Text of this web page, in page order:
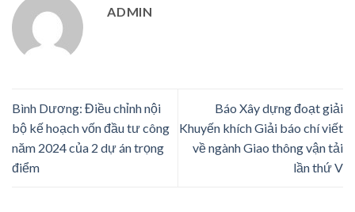
ADMIN
Bình Dương: Điều chỉnh nội
bộ kế hoạch vốn đầu tư công
năm 2024 của 2 dự án trọng
điểm
Báo Xây dựng đoạt giải
Khuyến khích Giải báo chí viết
về ngành Giao thông vận tải
lần thứ V